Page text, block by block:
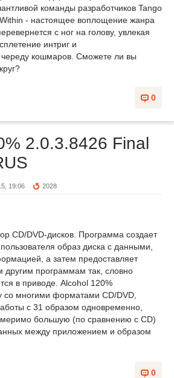
команды разработчиков Tango
- настоящее воплощение жанра
с ног на голову, увлекая
интриг и
кошмаров. Сможете ли вы
0
2.0.3.8426 Final
19:06 2028
CD/DVD-дисков. Программа создает
образ диска с данными,
а затем предоставляет
другим программам так, словно
в приводе. Alcohol 120%
со многими форматами CD/DVD,
с 31 образом одновременно,
большую (по сравнению с CD)
между приложением и образом
0